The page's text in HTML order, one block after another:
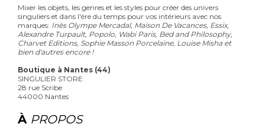
Mixer les objets, les genres et les styles pour créer des univers
singuliers et dans l'ère du temps pour vos intérieurs avec nos
marques: Inès Olympe Mercadal, Maison De Vacances, Essix,
Alexandre Turpault, Popolo, Wabi Paris, Bed and Philosophy,
Charvet Editions, Sophie Masson Porcelaine, Louise Misha et
bien d'autres encore !
Boutique à Nantes (44)
SINGULIER STORE
28 rue Scribe
44000 Nantes
À PROPOS